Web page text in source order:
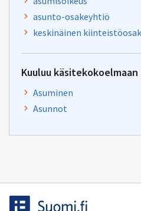
asunto-osakeyhtiö
keskinäinen
Kuuluu käsitekokoelmaan
Asuminen
Asunnot